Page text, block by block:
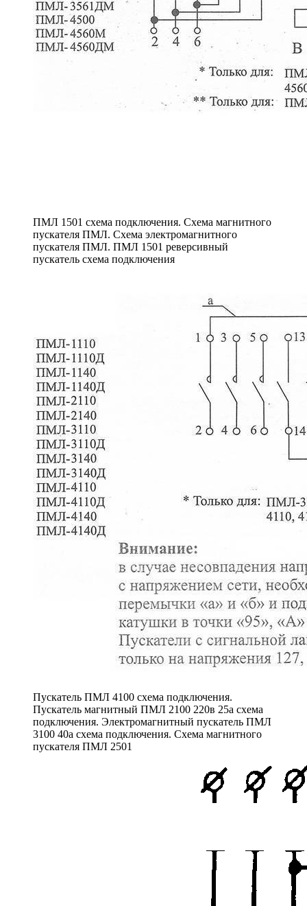
ПМЛ 1501 схема подключения. Схема магнитного
пускателя ПМЛ. Схема электромагнитного
пускателя ПМЛ. ПМЛ 1501 реверсивный
пускатель схема подключения
Пускатель ПМЛ 4100 схема подключения.
Пускатель магнитный ПМЛ 2100 220в 25а схема
подключения. Электромагнитный пускатель ПМЛ
3100 40а схема подключения. Схема магнитного
пускателя ПМЛ 2501